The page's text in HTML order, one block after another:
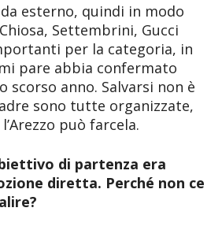
esterno, quindi in modo
Settembrini, Gucci
per la categoria, in
pare abbia confermato
scorso anno. Salvarsi non è
sono tutte organizzate,
può farcela.
di partenza era
diretta. Perché non ce